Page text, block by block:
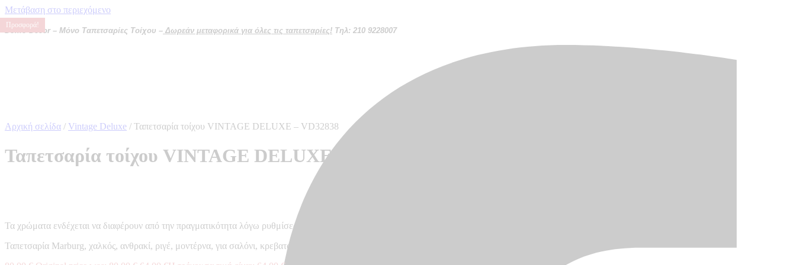
Μετάβαση στο περιεχόμενο
Domo Decor – Μόνο Ταπετσαρίες Τοίχου – Δωρεάν μεταφορικά για όλες τις ταπετσαρίες! Τηλ: 210 9228007
Αρχική σελίδα / Vintage Deluxe / Ταπετσαρία τοίχου VINTAGE DELUXE – VD32838
Ταπετσαρία τοίχου VINTAGE DELUXE – VD32838
Τα χρώματα ενδέχεται να διαφέρουν από την πραγματικότητα λόγω ρυθμίσεων κάθε οθόνης
Ταπετσαρία Marburg, χαλκός, ανθρακί, ριγέ, μοντέρνα, για σαλόνι, κρεβατοκάμαρα, κουζίνα – Made in Germany, 10,05 x 0,53m
Προσφορά!
Προσφορά!
Προσφορά!
Προσφορά!